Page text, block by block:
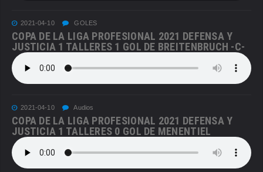
2021-04-10 GOLES
COPA DE LA LIGA PROFESIONAL 2021 DEFENSA Y
JUSTICIA 1 TALLERES 1 GOL DE BREITENBRUCH -C-
2021-04-10 Audios
COPA DE LA LIGA PROFESIONAL 2021 DEFENSA Y
JUSTICIA 1 TALLERES 0 GOL DE MENENTIEL